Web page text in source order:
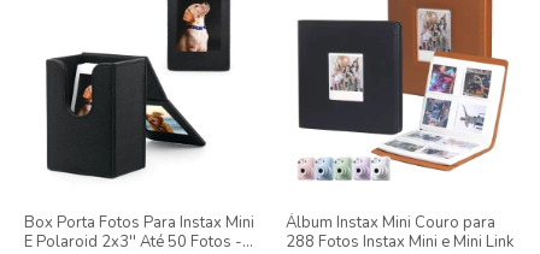
Box Porta Fotos Para Instax Mini
E Polaroid 2x3'' Até 50 Fotos -
Álbum Instax Mini Couro para
288 Fotos Instax Mini e Mini Link